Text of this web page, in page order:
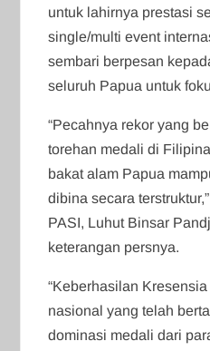
untuk lahirnya prestasi
single/multi event
sembari berpesan
seluruh Papua untuk
“Pecahnya rekor yang
torehan medali di
bakat alam Papua
dibina secara
PASI, Luhut Binsar
keterangan persnya.
“Keberhasilan
nasional yang telah
dominasi medali dari